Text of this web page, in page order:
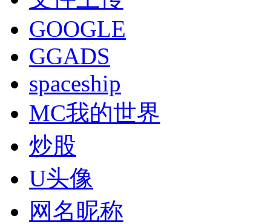
GOOGLE
GGADS
spaceship
MC我的世界
炒股
U头像
网名昵称